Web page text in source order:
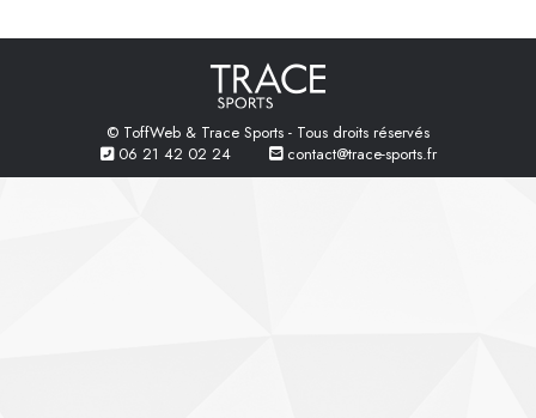
© ToffWeb & Trace Sports - Tous droits réservés
06 21 42 02 24
contact@trace-sports.fr